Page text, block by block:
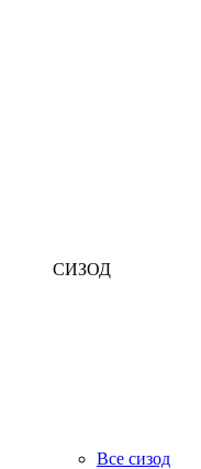
СИЗОД
Все сизод